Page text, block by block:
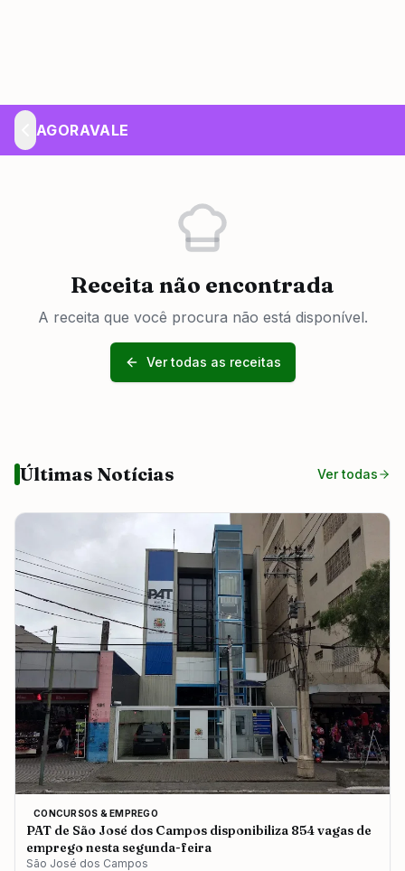
AGORAVALE
Receita não encontrada
A receita que você procura não está disponível.
Ver todas as receitas
Últimas Notícias Ver todas
CONCURSOS & EMPREGO
PAT de São José dos Campos disponibiliza 854 vagas de
emprego nesta segunda-feira
São José dos Campos